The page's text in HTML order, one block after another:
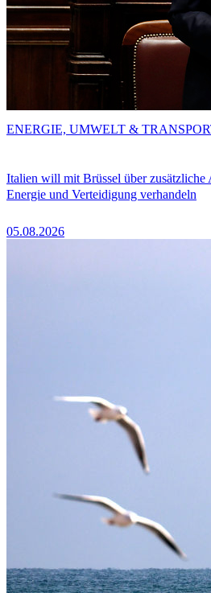
Italien will mit Brüssel über zusätzliche
Energie und Verteidigung verhandeln
05.08.2026
ENERGIE, UMWELT &